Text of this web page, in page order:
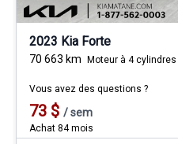
2023 Kia Forte
70 663 km Moteur à 4 cylindres
Vous avez des questions ?
73 $ /sem
Achat 84 mois